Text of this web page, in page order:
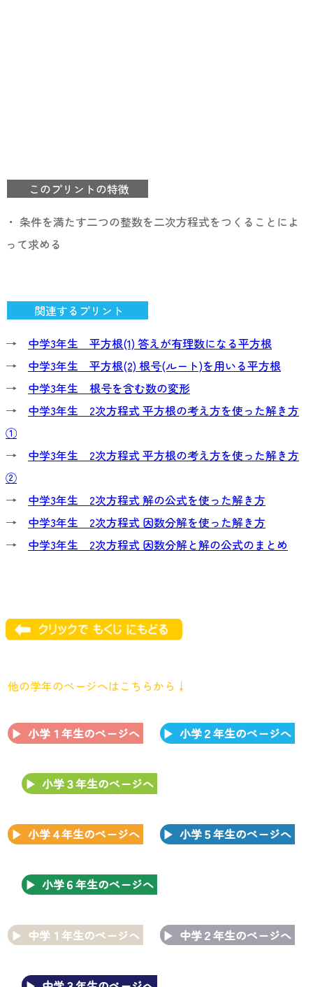
このプリントの特徴
・ 条件を満たす二つの整数を二次方程式をつくることによ
って求める
関連するプリント
→ 中学3年生 平方根(1) 答えが有理数になる平方根
→ 中学3年生 平方根(2) 根号(ルート)を用いる平方根
→ 中学3年生 根号を含む数の変形
→ 中学3年生 2次方程式 平方根の考え方を使った解き方
①
→ 中学3年生 2次方程式 平方根の考え方を使った解き方
②
→ 中学3年生 2次方程式 解の公式を使った解き方
→ 中学3年生 2次方程式 因数分解を使った解き方
→ 中学3年生 2次方程式 因数分解と解の公式のまとめ
他の学年のページへはこちらから↓
小学１年生のページへ 小学２年生のページへ
小学３年生のページへ
小学４年生のページへ 小学５年生のページへ
小学６年生のページへ
中学１年生のページへ 中学２年生のページへ